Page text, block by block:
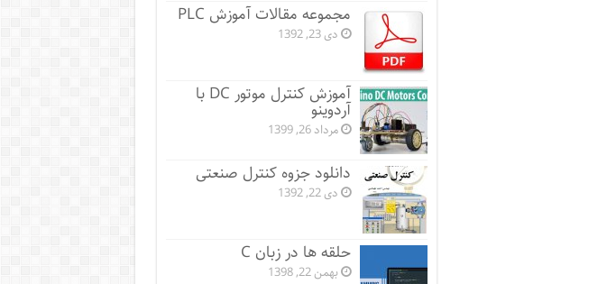
مجموعه مقالات آموزش PLC
دی 23, 1392
آموزش کنترل موتور DC با
آردوینو
مرداد 26, 1399
دانلود جزوه کنترل صنعتی
دی 22, 1392
حلقه ها در زبان C
بهمن 22, 1398